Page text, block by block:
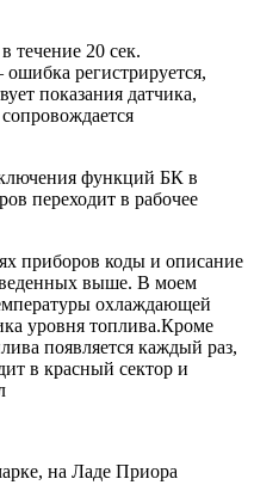
течение 20 сек.
регистрируется,
показания датчика,
функций БК в
переходит в рабочее
приборов коды и описание
выше. В моем
охлаждающей
уровня топлива.Кроме
появляется каждый раз,
в красный сектор и
на Ладе Приора